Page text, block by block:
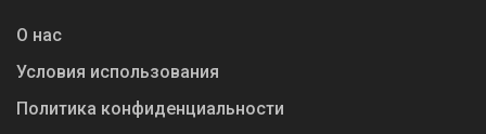
О нас
Условия использования
Политика конфиденциальности